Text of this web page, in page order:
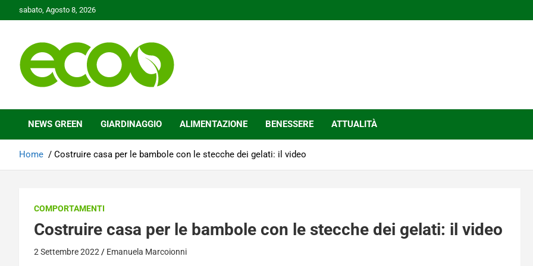
to
sabato, Agosto 8, 2026
Ecoo.it
NEWS GREEN GIARDINAGGIO ALIMENTAZIONE BENESSERE ATTUALITÀ
Home Costruire casa per le bambole con le stecche dei gelati: il video
COMPORTAMENTI
Costruire casa per le bambole con le stecche dei gelati: il video
2 Settembre 2022 Emanuela Marcoionni